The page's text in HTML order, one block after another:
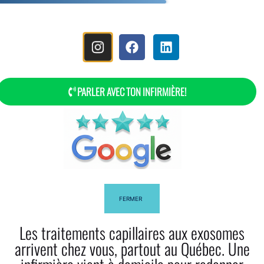
PARLER AVEC TON INFIRMIÈRE!
FERMER
Les traitements capillaires aux exosomes
arrivent chez vous, partout au Québec. Une